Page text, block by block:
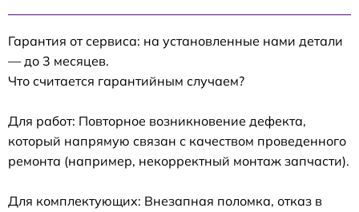
Гарантия от сервиса: на установленные нами детали
— до 3 месяцев.
Что считается гарантийным случаем?
Для работ: Повторное возникновение дефекта,
который напрямую связан с качеством проведенного
ремонта (например, некорректный монтаж запчасти).
Для комплектующих: Внезапная поломка, отказ в